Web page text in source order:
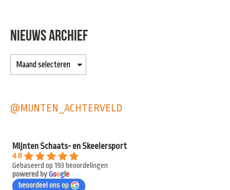
NIEUWS ARCHIEF
@MIJNTEN_ACHTERVELD
Mijnten Schaats- en Skeelersport
4.8
Gebaseerd op 193 beoordelingen
powered byGooge
beoordeel ons op